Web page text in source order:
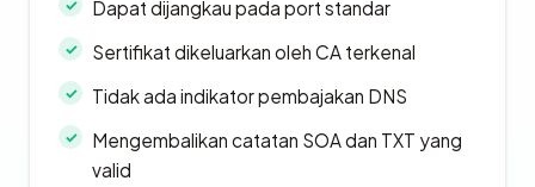
Dapat dijangkau pada port standar
Sertifikat dikeluarkan oleh CA terkenal
Tidak ada indikator pembajakan DNS
Mengembalikan catatan SOA dan TXT yang
valid